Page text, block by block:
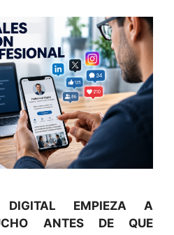
DIGITAL EMPIEZA A
ANTES DE QUE